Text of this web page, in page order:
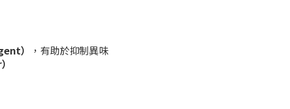
）
，有助於抑制異味